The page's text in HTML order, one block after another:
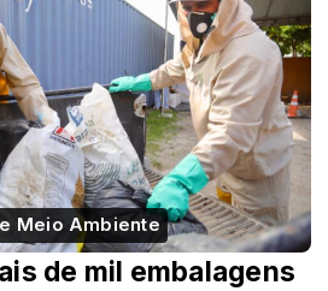
Meio Ambiente
de mil embalagens